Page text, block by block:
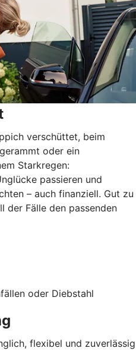
verschüttet, beim
oder ein
Starkregen:
passieren und
– auch finanziell. Gut zu
der Fälle den passenden
oder Diebstahl
flexibel und zuverlässig